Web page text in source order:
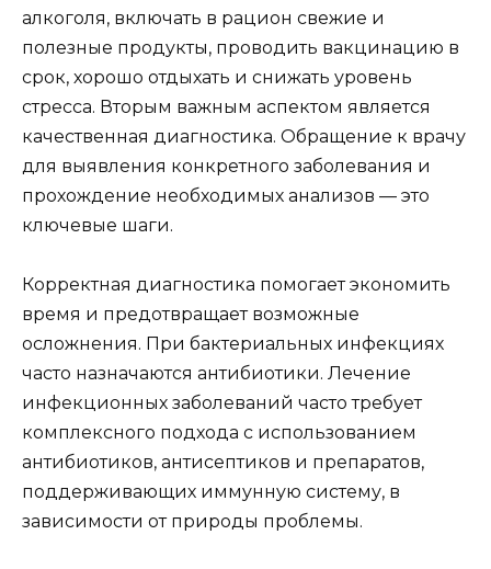
алкоголя, включать в рацион свежие и
полезные продукты, проводить вакцинацию в
срок, хорошо отдыхать и снижать уровень
стресса. Вторым важным аспектом является
качественная диагностика. Обращение к врачу
для выявления конкретного заболевания и
прохождение необходимых анализов — это
ключевые шаги.
Корректная диагностика помогает экономить
время и предотвращает возможные
осложнения. При бактериальных инфекциях
часто назначаются антибиотики. Лечение
инфекционных заболеваний часто требует
комплексного подхода с использованием
антибиотиков, антисептиков и препаратов,
поддерживающих иммунную систему, в
зависимости от природы проблемы.